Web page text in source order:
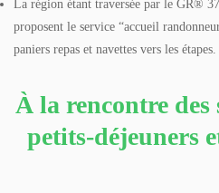
La région étant traversée par le GR®
proposent le service “accueil
paniers repas et navettes vers les étapes.
À la rencontre des
petits-déjeuners